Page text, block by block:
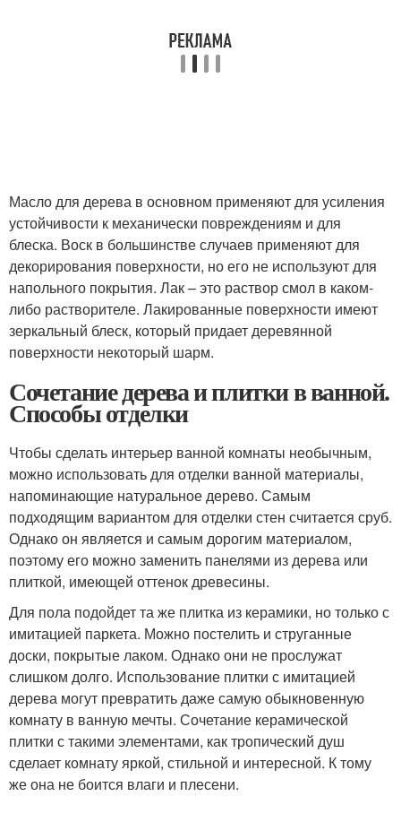
Масло для дерева в основном применяют для усиления
устойчивости к механически повреждениям и для
блеска. Воск в большинстве случаев применяют для
декорирования поверхности, но его не используют для
напольного покрытия. Лак – это раствор смол в каком-
либо растворителе. Лакированные поверхности имеют
зеркальный блеск, который придает деревянной
поверхности некоторый шарм.
Сочетание дерева и плитки в ванной.
Способы отделки
Чтобы сделать интерьер ванной комнаты необычным,
можно использовать для отделки ванной материалы,
напоминающие натуральное дерево. Самым
подходящим вариантом для отделки стен считается сруб.
Однако он является и самым дорогим материалом,
поэтому его можно заменить панелями из дерева или
плиткой, имеющей оттенок древесины.
Для пола подойдет та же плитка из керамики, но только с
имитацией паркета. Можно постелить и струганные
доски, покрытые лаком. Однако они не прослужат
слишком долго. Использование плитки с имитацией
дерева могут превратить даже самую обыкновенную
комнату в ванную мечты. Сочетание керамической
плитки с такими элементами, как тропический душ
сделает комнату яркой, стильной и интересной. К тому
же она не боится влаги и плесени.